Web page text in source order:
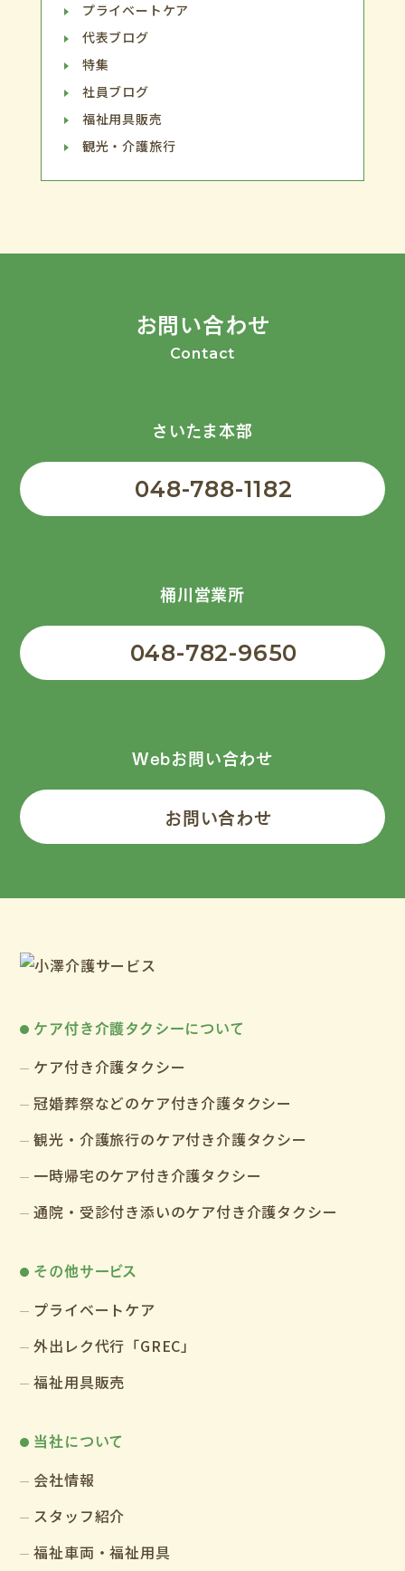
プライベートケア
代表ブログ
特集
社員ブログ
福祉用具販売
観光・介護旅行
お問い合わせ
Contact
さいたま本部
048-788-1182
桶川営業所
048-782-9650
Webお問い合わせ
お問い合わせ
ケア付き介護タクシーについて
ケア付き介護タクシー
冠婚葬祭などのケア付き介護タクシー
観光・介護旅行のケア付き介護タクシー
一時帰宅のケア付き介護タクシー
通院・受診付き添いのケア付き介護タクシー
その他サービス
プライベートケア
外出レク代行「GREC」
福祉用具販売
当社について
会社情報
スタッフ紹介
福祉車両・福祉用具